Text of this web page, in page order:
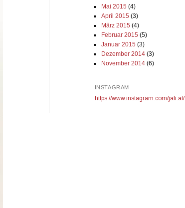
Mai 2015 (4)
April 2015 (3)
März 2015 (4)
Februar 2015 (5)
Januar 2015 (3)
Dezember 2014(3)
November 2014(6)
INSTAGRAM
https://www.instagram.com/jafi.at/